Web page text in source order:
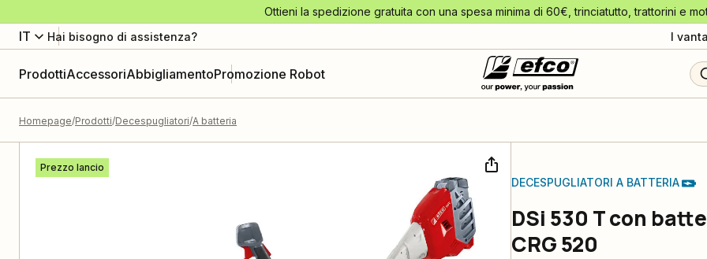
Ottieni la spedizione gratuita con una spesa minima di 60€, trinciatutto, trattorini e
IT Hai bisogno di assistenza? I
ProdottiAccessoriAbbigliamentoPromozione Robot
Homepage Prodotti Decespugliatori A batteria
Prezzo lancio
DECESPUGLIATORI A BATTERIA
DSi 530 T con
CRG 520